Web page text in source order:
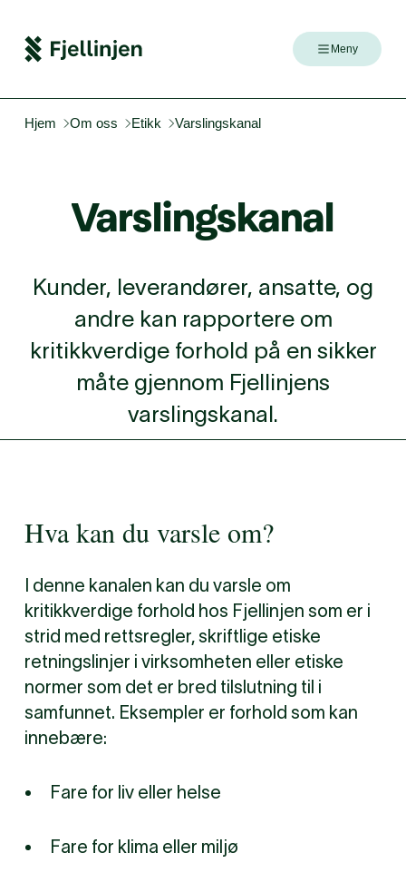
Meny
Hjem Om oss Etikk Varslingskanal
Vars­lings­ka­nal
Kunder, leverandører, ansatte, og
andre kan rapportere om
kritikkverdige forhold på en sikker
måte gjennom Fjellinjens
varslingskanal.
Hva kan du varsle om?
I denne kanalen kan du varsle om
kritikkverdige forhold hos Fjellinjen som er i
strid med rettsregler, skriftlige etiske
retningslinjer i virksomheten eller etiske
normer som det er bred tilslutning til i
samfunnet. Eksempler er forhold som kan
innebære:
Fare for liv eller helse
Fare for klima eller miljø